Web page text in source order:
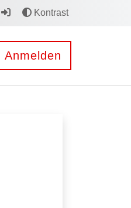
Kontrast
Anmelden